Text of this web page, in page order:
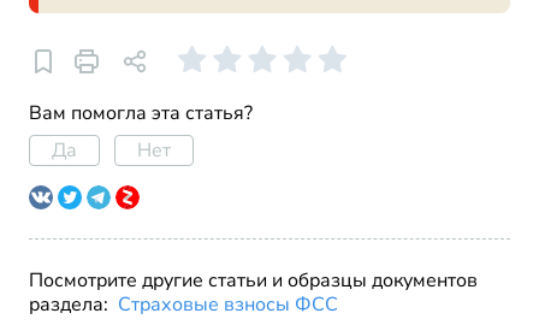
Вам помогла эта статья?
Да
Нет
Посмотрите другие статьи и образцы документов
раздела: Страховые взносы ФСС